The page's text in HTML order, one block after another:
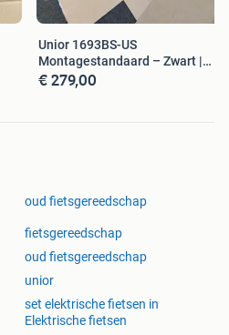
Unior 1693BS-US
Montagestandaard – Zwart |
Nieuw in Doos
€ 279,00
oud fietsgereedschap
fietsgereedschap
oud fietsgereedschap
unior
set elektrische fietsen in
Elektrische fietsen